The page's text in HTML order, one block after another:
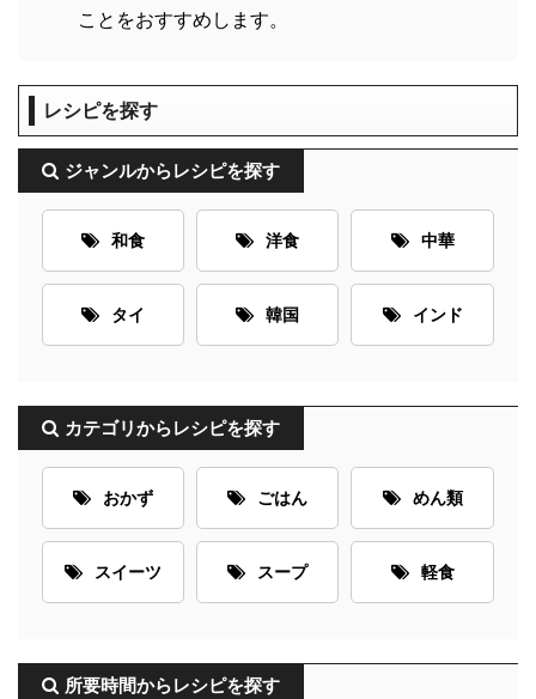
ことをおすすめします。
レシピを探す
ジャンルからレシピを探す
和食 洋食 中華
タイ 韓国 インド
カテゴリからレシピを探す
おかず ごはん めん類
スイーツ スープ 軽食
所要時間からレシピを探す